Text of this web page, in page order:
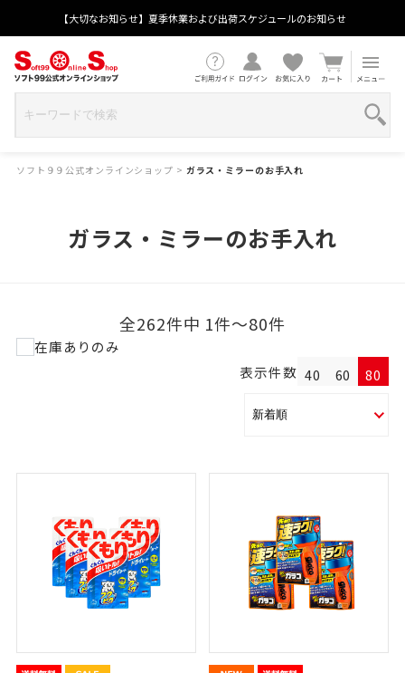
【大切なお知らせ】夏季休業および出荷スケジュールのお知らせ
ソフト９９公式オンラインショップ > ガラス・ミラーのお手入れ
ガラス・ミラーのお手入れ
全262件中 1件～80件
在庫ありのみ
表示件数 40 60 80